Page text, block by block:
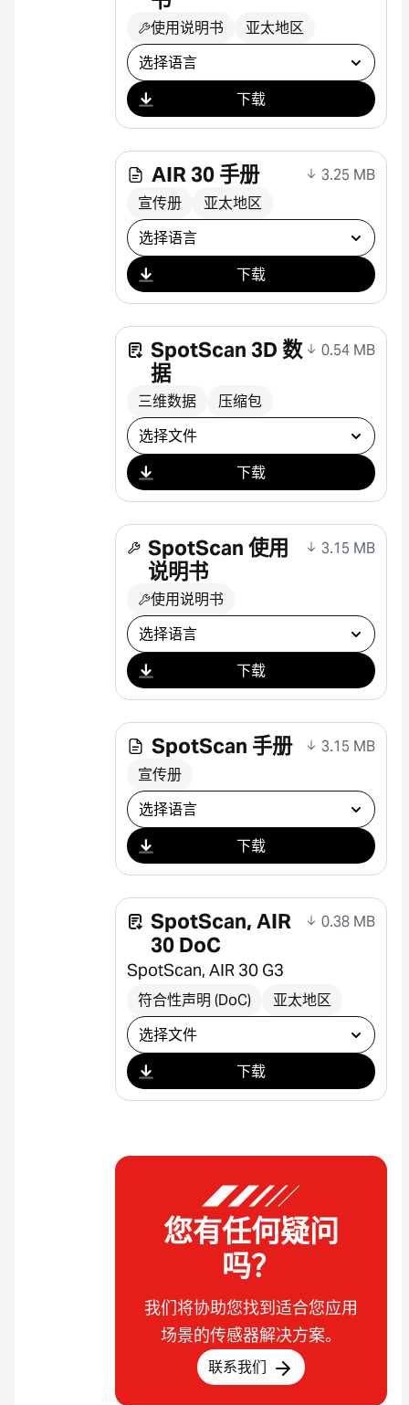
使用说明书 亚太地区
选择下载
下载
AIR 30 手册
3.25 MB
宣传册
亚太地区
选择下载
下载
SpotScan 3D 数
据
0.54 MB
三维数据 压缩包
选择下载
下载
SpotScan 使用
说明书
3.15 MB
使用说明书
选择下载
下载
SpotScan 手册
3.15 MB
宣传册
选择下载
下载
SpotScan, AIR
30 DoC
0.38 MB
SpotScan, AIR 30 G3
符合性声明 (DoC) 亚太地区
选择下载
下载
您有任何疑问
吗？
我们将协助您找到适合您应用
场景的传感器解决方案。
联系我们